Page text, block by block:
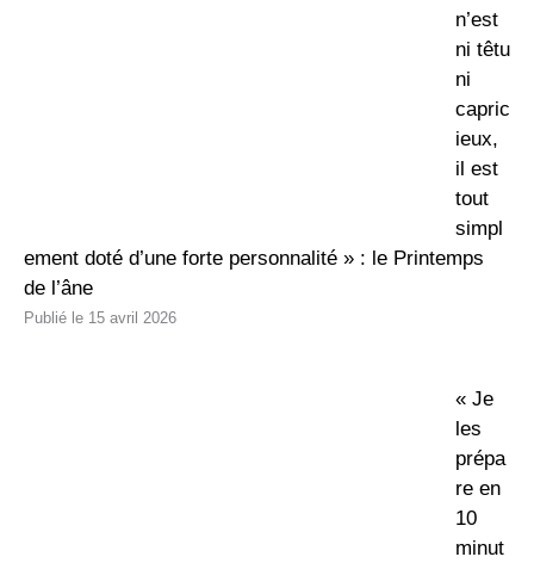
n’est
ni têtu
ni
capric
ieux,
il est
tout
simpl
ement doté d’une forte personnalité » : le Printemps
de l’âne
15 avril 2026
« Je
les
prépa
re en
10
minut